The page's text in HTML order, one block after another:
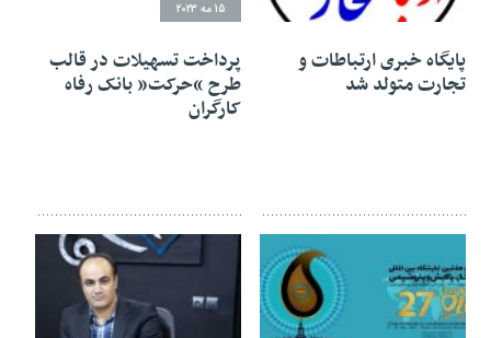
17 مه 2023
پایگاه خبری ارتباطات و
تجارت متولد شد
15 مه 2023
پرداخت تسهیلات در قالب
طرح “حرکت” بانک رفاه
کارگران